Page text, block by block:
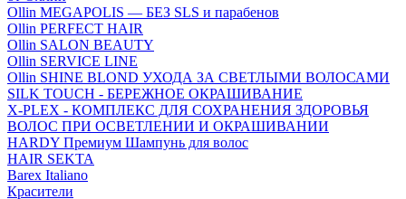
Ollin MEGAPOLIS — БЕЗ SLS и парабенов
Ollin PERFECT HAIR
Ollin SALON BEAUTY
Ollin SERVICE LINE
Ollin SHINE BLOND УХОДА ЗА СВЕТЛЫМИ ВОЛОСАМИ
SILK TOUCH - БЕРЕЖНОЕ ОКРАШИВАНИЕ
X-PLEX - КОМПЛЕКС ДЛЯ СОХРАНЕНИЯ ЗДОРОВЬЯ
ВОЛОС ПРИ ОСВЕТЛЕНИИ И ОКРАШИВАНИИ
HARDY Премиум Шампунь для волос
HAIR SEKTA
Barex Italiano
Красители